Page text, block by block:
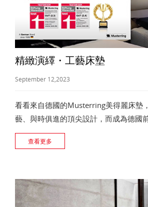
精緻演繹・工藝床墊
September 12,2023
看看來自德國的Musterring美得麗床墊
藝、與時俱進的頂尖設計，而成為德國
牌，並和Benz、BMW齊名享譽全球，在
終生擁有的床墊品牌。
查看更多